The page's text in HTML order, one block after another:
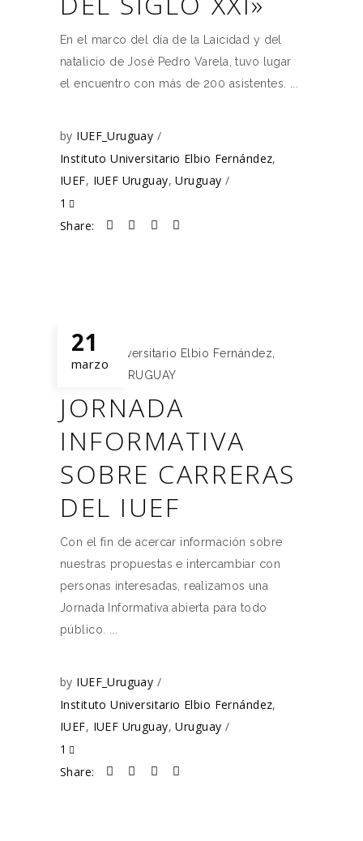
En el marco del día de la Laicidad y del
natalicio de José Pedro Varela, tuvo lugar
el encuentro con más de 200 asistentes.
by IUEF_Uruguay
Instituto Universitario Elbio Fernández,
IUEF, IUEF Uruguay,Uruguay
1
Share:
21
marzo
Instituto Universitario Elbio Fernández
IUEF URUGUAY
JORNADA
INFORMATIVA
SOBRE CARRERAS
DEL IUEF
Con el fin de acercar información sobre
nuestras propuestas e intercambiar con
personas interesadas, realizamos una
Jornada Informativa abierta para todo
público.
by IUEF_Uruguay
Instituto Universitario Elbio Fernández,
IUEF, IUEF Uruguay,Uruguay
1
Share: